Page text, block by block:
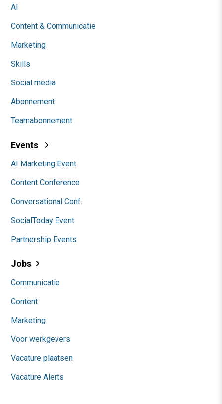
AI
Content & Communicatie
Marketing
Skills
Social media
Abonnement
Teamabonnement
Events
AI Marketing Event
Content Conference
Conversational Conf.
SocialToday Event
Partnership Events
Jobs
Communicatie
Content
Marketing
Voor werkgevers
Vacature plaatsen
Vacature Alerts